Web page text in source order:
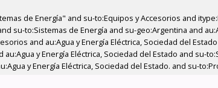
de Energía" and su-to:Equipos y Accesorios and
su-to:Sistemas de Energía and su-geo:Argentina and
and au:Agua y Energía Eléctrica, Sociedad del
y Energía Eléctrica, Sociedad del Estado and su-
y Energía Eléctrica, Sociedad del Estado. and su-